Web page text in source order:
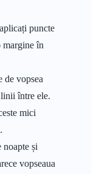
puncte
margine în
de vopsea
între ele.
mici
noapte și
vopseaua